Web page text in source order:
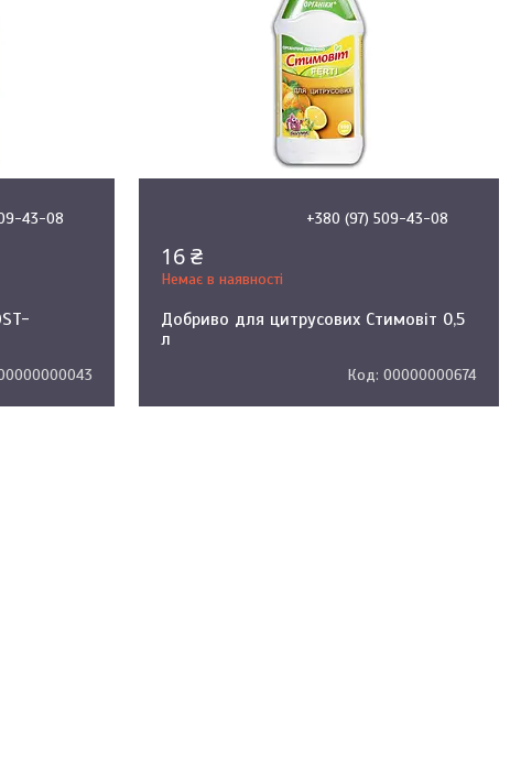
43-08 +380 (97) 509-43-08
16 ₴
Немає в наявності
Добриво для цитрусових Стимовіт 0,5
л
00000000674